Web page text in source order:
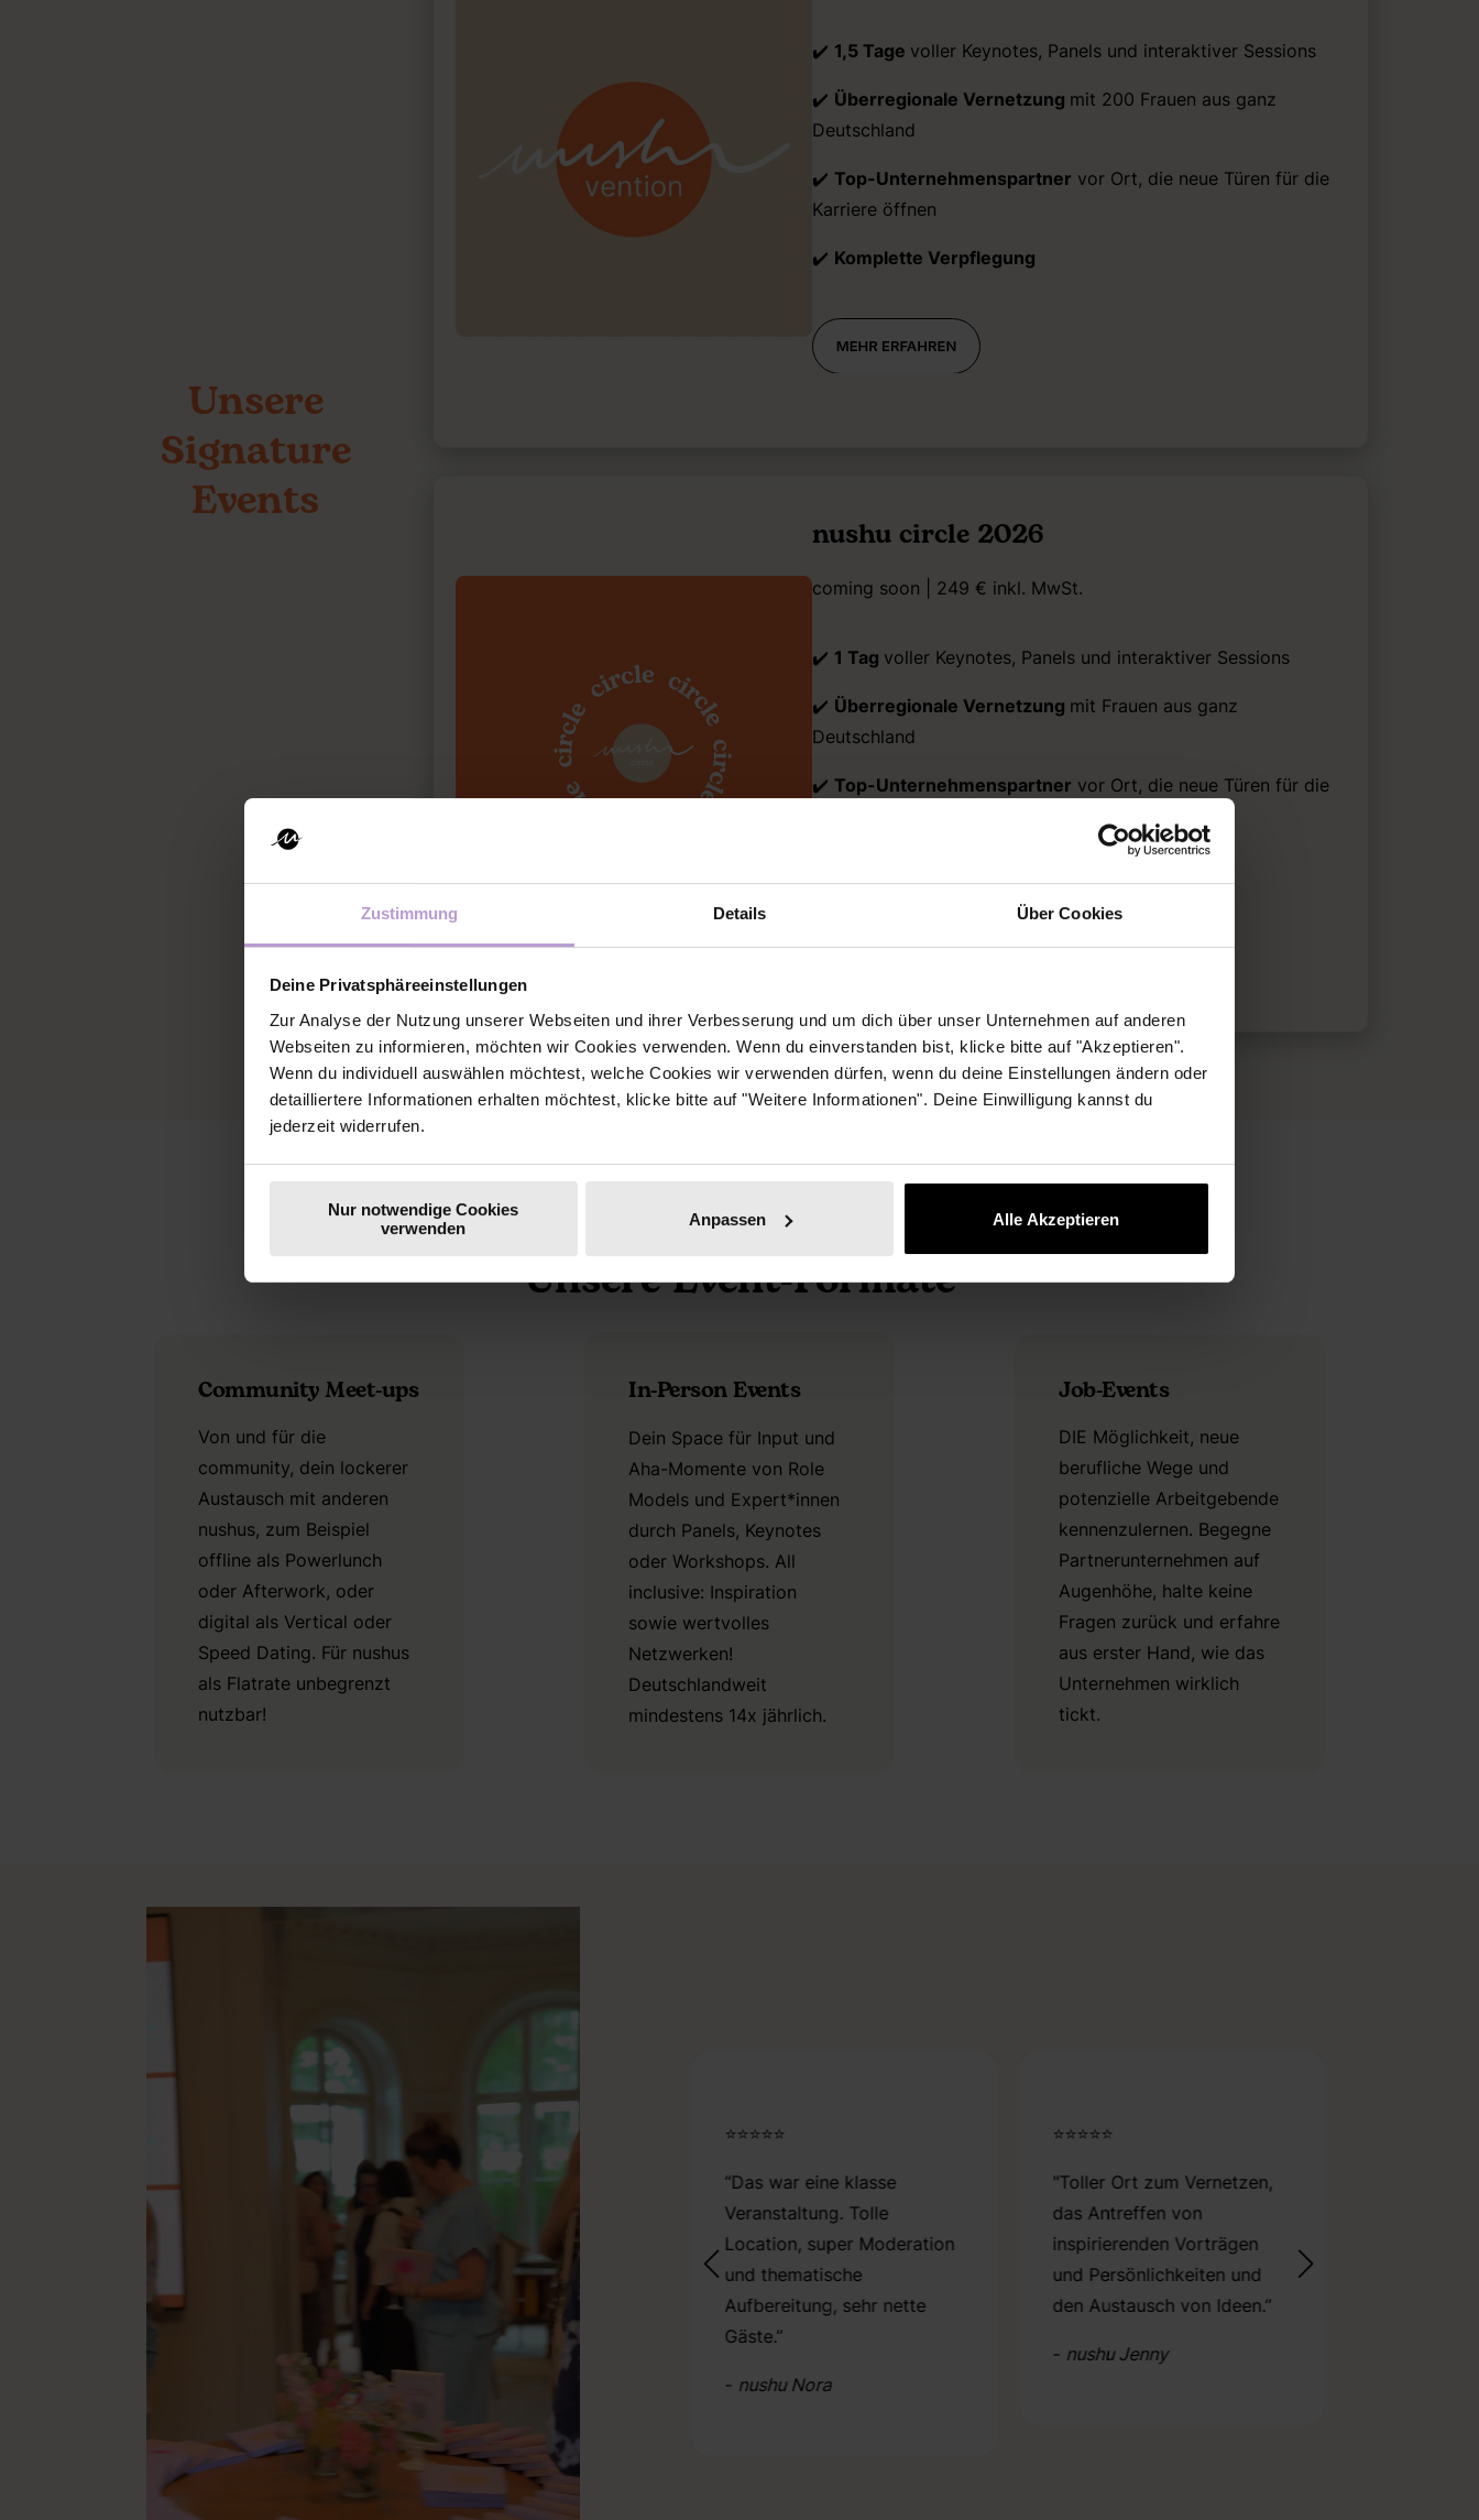
Zustimmung Details Über Cookies
Deine Privatsphäreeinstellungen
Zur Analyse der Nutzung unserer Webseiten und ihrer Verbesserung und um dich über unser Unternehmen auf anderen
Webseiten zu informieren, möchten wir Cookies verwenden. Wenn du einverstanden bist, klicke bitte auf "Akzeptieren".
Wenn du individuell auswählen möchtest, welche Cookies wir verwenden dürfen, wenn du deine Einstellungen ändern oder
detailliertere Informationen erhalten möchtest, klicke bitte auf "Weitere Informationen". Deine Einwilligung kannst du
jederzeit widerrufen.
Nur notwendige Cookies
verwenden
Anpassen Alle Akzeptieren
Unsere
Signature
Events
✔️ 1,5 Tage voller Keynotes, Panels und interaktiver Sessions
✔️ Überregionale Vernetzung mit 200 Frauen aus ganz
Deutschland
✔️ Top-Unternehmenspartner vor Ort, die neue Türen für die
Karriere öffnen
✔️ Komplette Verpflegung
nushu circle 2026
coming soon | 249 € inkl. MwSt.
✔️ 1 Tag voller Keynotes, Panels und interaktiver Sessions
✔️ Überregionale Vernetzung mit Frauen aus ganz
Deutschland
✔️ Top-Unternehmenspartner vor Ort, die neue Türen für die
COMING SOON!
Unsere Event-Formate
Community Meet-ups
Von und für die
community, dein lockerer
Austausch mit anderen
nushus, zum Beispiel
offline als Powerlunch
oder Afterwork, oder
digital als Vertical oder
Speed Dating. Für nushus
als Flatrate unbegrenzt
nutzbar!
In-Person Events
Dein Space für Input und
Aha-Momente von Role
Models und Expert*innen
durch Panels, Keynotes
oder Workshops. All
inclusive: Inspiration
sowie wertvolles
Netzwerken!
Deutschlandweit
mindestens 14x jährlich.
Job-Events
DIE Möglichkeit, neue
berufliche Wege und
potenzielle Arbeitgebende
kennenzulernen. Begegne
Partnerunternehmen auf
Augenhöhe, halte keine
Fragen zurück und erfahre
aus erster Hand, wie das
Unternehmen wirklich
tickt.
inspirierenden
habt, für eine tolle,
"Ich bin noch ganz neu bei
nushu female business und
freue mich immer noch über
die Themenvielfalt!"
- nushu Caroline
⭐⭐⭐⭐⭐
“Das war eine klasse
Veranstaltung. Tolle
Location, super Moderation
und thematische
Aufbereitung, sehr nette
Gäste.”
- nushu Nora
⭐⭐⭐⭐⭐
"Toller Ort zum Vernetzen,
das Antreffen von
inspirierenden Vorträgen
und Persönlichkeiten und
den Austausch von Ideen.”
- nushu Jenny